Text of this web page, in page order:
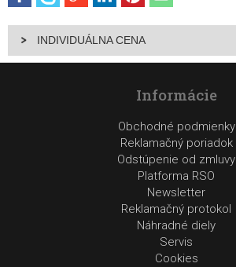
INDIVIDUÁLNA CENA
Informácie
Obchodné podmienky
Reklamačný poriadok
Odstúpenie od zmluvy
Platforma RSO
Newsletter
Reklamačný protokol
Náhradné diely
Servis
Cookies